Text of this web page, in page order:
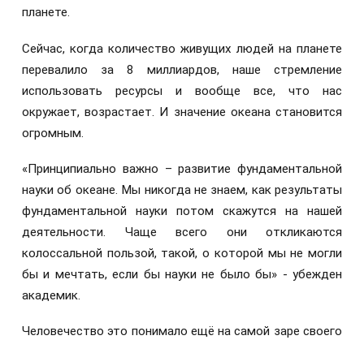
планете.
Сейчас, когда количество живущих людей на планете
перевалило за 8 миллиардов, наше стремление
использовать ресурсы и вообще все, что нас
окружает, возрастает. И значение океана становится
огромным.
«Принципиально важно – развитие фундаментальной
науки об океане. Мы никогда не знаем, как результаты
фундаментальной науки потом скажутся на нашей
деятельности. Чаще всего они откликаются
колоссальной пользой, такой, о которой мы не могли
бы и мечтать, если бы науки не было бы» - убежден
академик.
Человечество это понимало ещё на самой заре своего